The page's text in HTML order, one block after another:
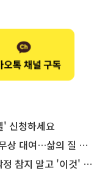
' 신청하세요
여…삶의 질 높인다
말고 '이것' 해보세요!